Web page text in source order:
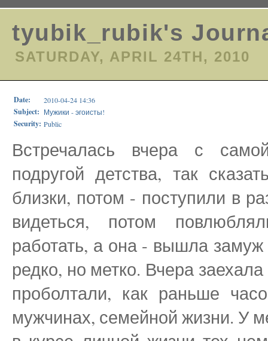
tyubik_rubik's
SATURDAY, APRIL 24TH, 2010
Date: 2010-04-24 14:36
Subject: Мужики - эгоисты!
Security: Public
Встречалась вчера с
подругой детства, так
близки, потом - поступили в
видеться, потом
работать, а она - вышла
редко, но метко. Вчера
проболтали, как раньше
мужчинах, семейной жизни. У